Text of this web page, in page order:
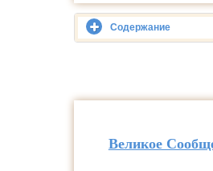
Содержание
Великое